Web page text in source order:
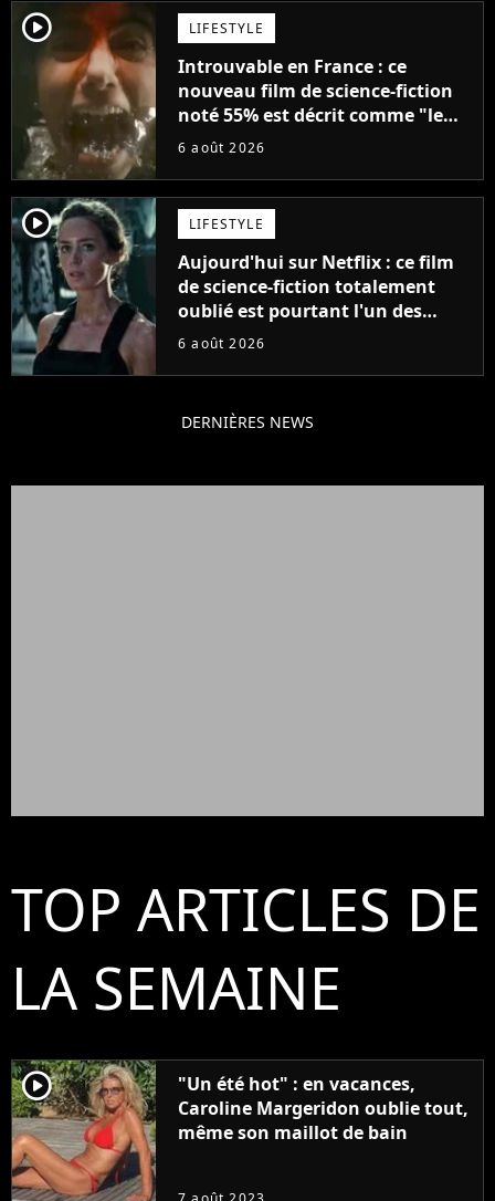
player2 LIFESTYLE
Introuvable en France : ce
nouveau film de science-fiction
noté 55% est décrit comme "le
plus stupide de l'année"
6 août 2026
player2 LIFESTYLE
Aujourd'hui sur Netflix : ce film
de science-fiction totalement
oublié est pourtant l'un des
meilleurs des années 2010
6 août 2026
DERNIÈRES NEWS
TOP ARTICLES DE
LA SEMAINE
player2
"Un été hot" : en vacances,
Caroline Margeridon oublie tout,
même son maillot de bain